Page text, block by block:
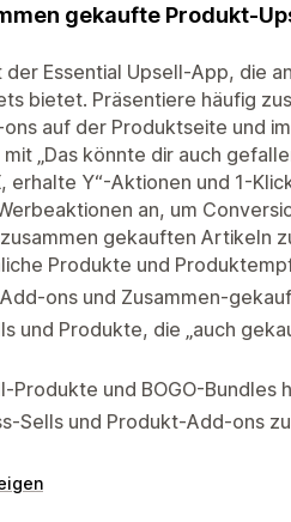
gekaufte Produkt-
Essential Upsell-App, die
bietet. Präsentiere häufig
auf der Produktseite und
„Das könnte dir auch
Y“-Aktionen und 1-
an, um
gekauften Artikeln
Produkte und
ons und Zusammen-
und Produkte, die „auch
und BOGO-Bundles
Sells und Produkt-Add-ons